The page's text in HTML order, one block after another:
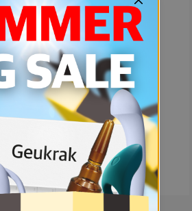
예상치 못한 에러입니다.